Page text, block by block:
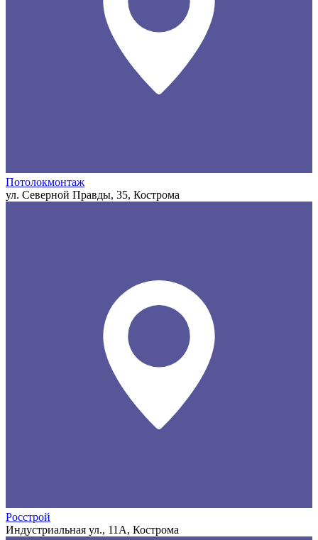
Потолокмонтаж
ул. Северной Правды, 35, Кострома
Росстрой
Индустриальная ул., 11А, Кострома